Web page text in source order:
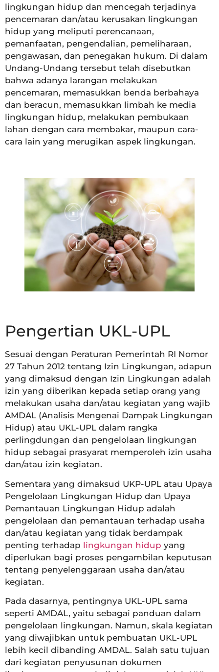
lingkungan hidup dan mencegah terjadinya
pencemaran dan/atau kerusakan lingkungan
hidup yang meliputi perencanaan,
pemanfaatan, pengendalian, pemeliharaan,
pengawasan, dan penegakan hukum. Di dalam
Undang-Undang tersebut telah disebutkan
bahwa adanya larangan melakukan
pencemaran, memasukkan benda berbahaya
dan beracun, memasukkan limbah ke media
lingkungan hidup, melakukan pembukaan
lahan dengan cara membakar, maupun cara-
cara lain yang merugikan aspek lingkungan.
Pengertian UKL-UPL
Sesuai dengan Peraturan Pemerintah RI Nomor
27 Tahun 2012 tentang Izin Lingkungan, adapun
yang dimaksud dengan Izin Lingkungan adalah
izin yang diberikan kepada setiap orang yang
melakukan usaha dan/atau kegiatan yang wajib
AMDAL (Analisis Mengenai Dampak Lingkungan
Hidup) atau UKL-UPL dalam rangka
perlingdungan dan pengelolaan lingkungan
hidup sebagai prasyarat memperoleh izin usaha
dan/atau izin kegiatan.
Sementara yang dimaksud UKP-UPL atau Upaya
Pengelolaan Lingkungan Hidup dan Upaya
Pemantauan Lingkungan Hidup adalah
pengelolaan dan pemantauan terhadap usaha
dan/atau kegiatan yang tidak berdampak
penting terhadap lingkungan hidup yang
diperlukan bagi proses pengambilan keputusan
tentang penyelenggaraan usaha dan/atau
kegiatan.
Pada dasarnya, pentingnya UKL-UPL sama
seperti AMDAL, yaitu sebagai panduan dalam
pengelolaan lingkungan. Namun, skala kegiatan
yang diwajibkan untuk pembuatan UKL-UPL
lebih kecil dibanding AMDAL. Salah satu tujuan
dari kegiatan penyusunan dokumen